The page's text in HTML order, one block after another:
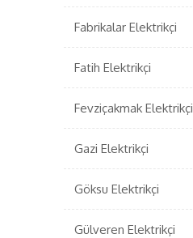
Fabrikalar Elektrikçi
Fatih Elektrikçi
Fevziçakmak Elektrikçi
Gazi Elektrikçi
Göksu Elektrikçi
Gülveren Elektrikçi